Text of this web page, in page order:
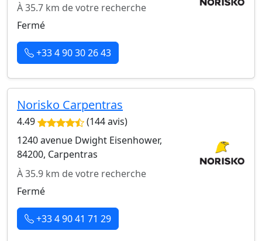
À 35.7 km de votre recherche
Fermé
+33 4 90 30 26 43
Norisko Carpentras
4.49
(144 avis)
1240 avenue Dwight Eisenhower,
84200, Carpentras
À 35.9 km de votre recherche
Fermé
+33 4 90 41 71 29